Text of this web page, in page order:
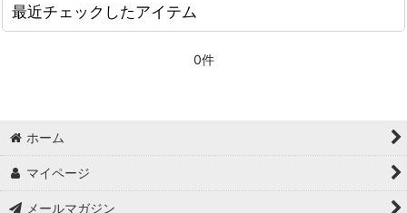
最近チェックしたアイテム
0件
ホーム
マイページ
メールマガジン